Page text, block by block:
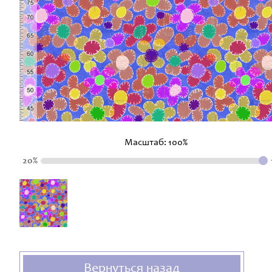
Масштаб: 100%
20%
Вернуться назад